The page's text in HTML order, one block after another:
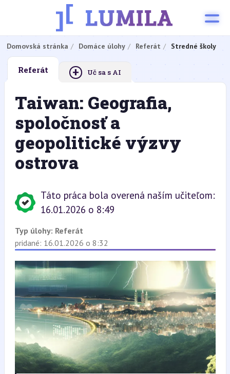
Domovská stránka Domáce úlohy Referát Stredné školy
Referát + Uč sa s AI
Taiwan: Geografia,
spoločnosť a
geopolitické výzvy
ostrova
Táto práca bola overená naším učiteľom:
16.01.2026 o 8:49
Typ úlohy: Referát
pridané: 16.01.2026 o 8:32